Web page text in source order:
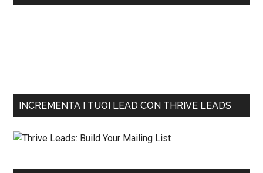
INCREMENTA I TUOI LEAD CON THRIVE LEADS